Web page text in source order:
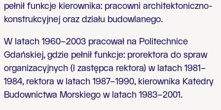
pełnił funkcje kierownika: pracowni architektoniczno-
konstrukcyjnej oraz działu budowlanego.
W latach 1960–2003 pracował na Politechnice
Gdańskiej, gdzie pełnił funkcje: prorektora do spraw
organizacyjnych (I zastępca rektora) w latach 1981–
1984, rektora w latach 1987–1990, kierownika Katedry
Budownictwa Morskiego w latach 1983–2001.